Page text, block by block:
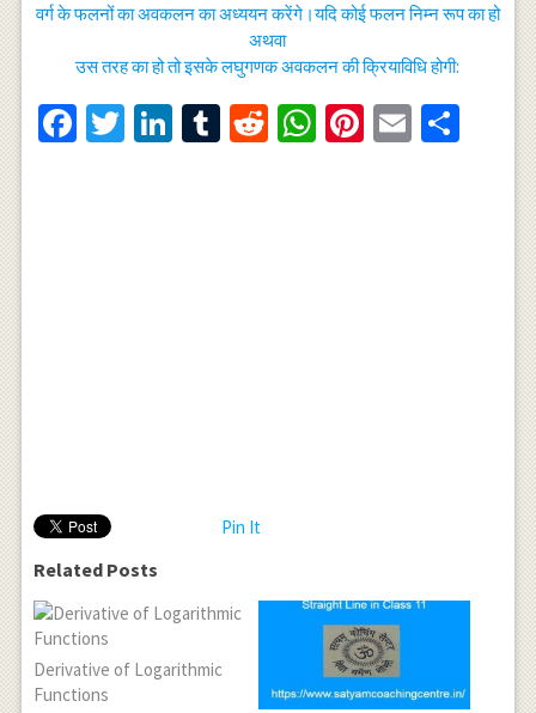
वर्ग के फलनों का अवकलन का अध्ययन करेंगे।यदि कोई फलन निम्न रूप का हो
अथवा
उस तरह का हो तो इसके लघुगणक अवकलन की क्रियाविधि होगी:
Facebook
Twitter
LinkedIn
Tumblr
RedditWhatsApp
Pinterest
Email
Pin It
Related Posts
Derivative of Logarithmic
Functions